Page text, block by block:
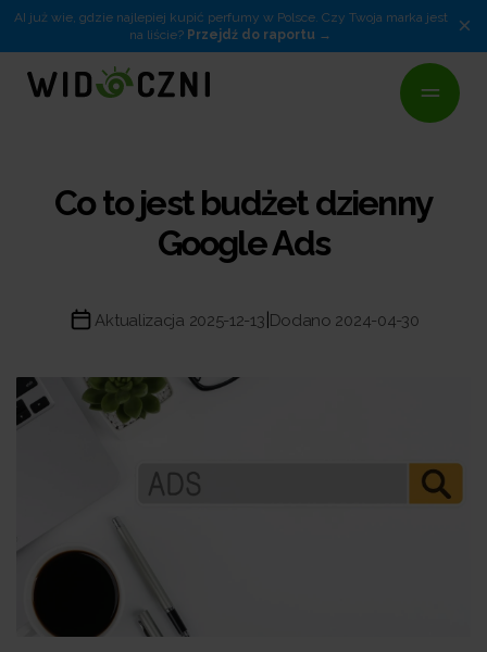
AI już wie, gdzie najlepiej kupić perfumy w Polsce. Czy Twoja marka jest
na liście? Przejdź do raportu ×
Co to jest budżet dzienny
Google Ads
Aktualizacja 2025-12-13 Dodano 2024-04-30